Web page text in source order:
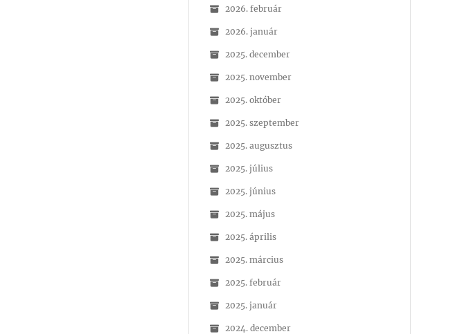
2026. február
2026. január
2025. december
2025. november
2025. október
2025. szeptember
2025. augusztus
2025. július
2025. június
2025. május
2025. április
2025. március
2025. február
2025. január
2024. december